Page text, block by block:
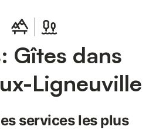
Gîtes dans
Ligneuville
services les plus